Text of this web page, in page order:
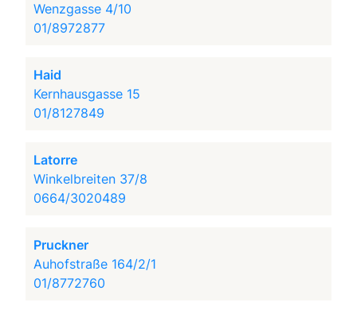
Wenzgasse 4/10
01/8972877
Haid
Kernhausgasse 15
01/8127849
Latorre
Winkelbreiten 37/8
0664/3020489
Pruckner
Auhofstraße 164/2/1
01/8772760